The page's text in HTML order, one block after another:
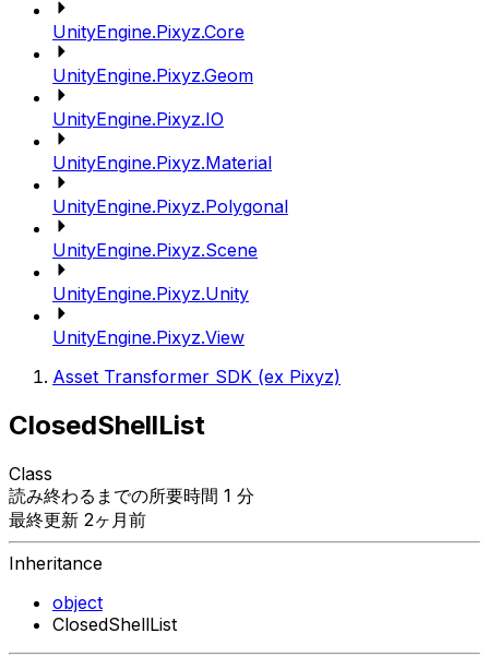
UnityEngine.Pixyz.Core
UnityEngine.Pixyz.Geom
UnityEngine.Pixyz.IO
UnityEngine.Pixyz.Material
UnityEngine.Pixyz.Polygonal
UnityEngine.Pixyz.Scene
UnityEngine.Pixyz.Unity
UnityEngine.Pixyz.View
Asset Transformer SDK (ex Pixyz)
ClosedShellList
Class
読み終わるまでの所要時間 1 分
最終更新 2ヶ月前
Inheritance
object
ClosedShellList